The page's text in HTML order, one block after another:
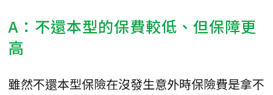
A：不還本型的保費較低、但保障更
高
雖然不還本型保險在沒發生意外時保險費是拿不